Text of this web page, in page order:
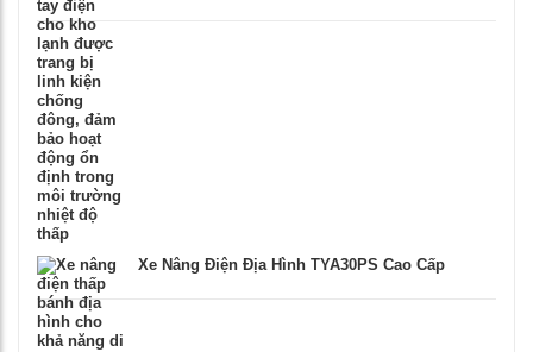
Xe Nâng Điện Địa Hình TYA30PS Cao Cấp